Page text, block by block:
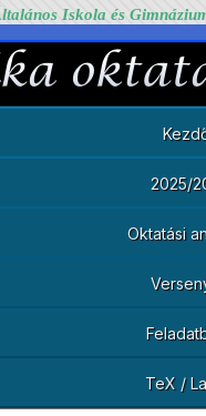
Iskola és
2025/
Oktatási
TeX /